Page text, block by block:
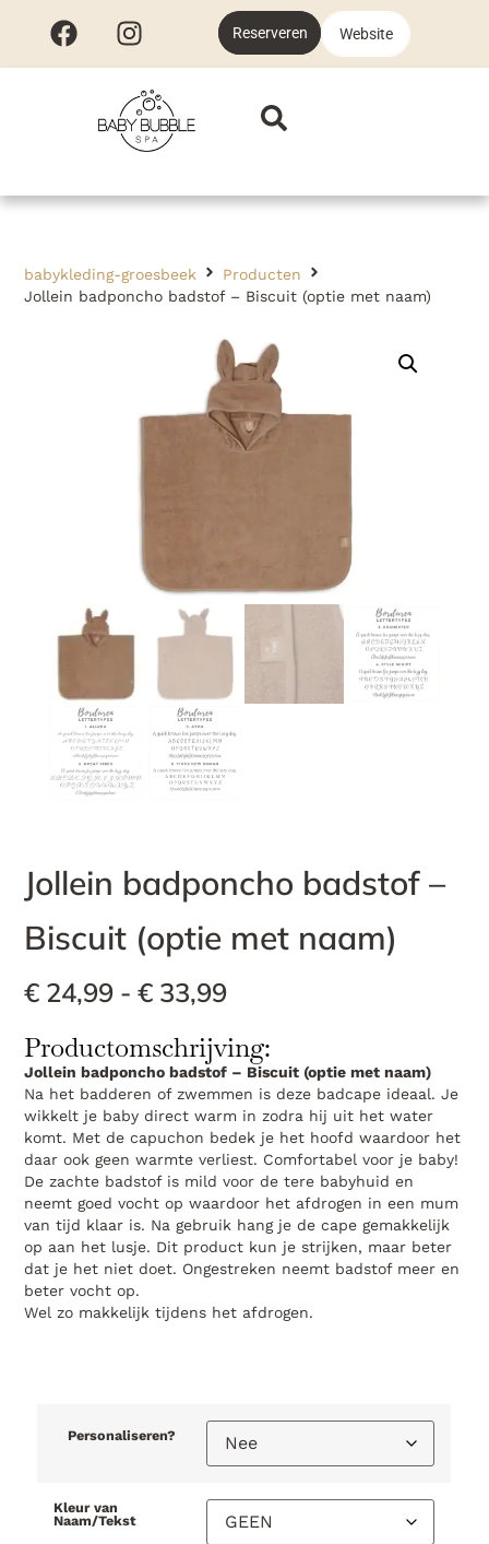
Reserveren Website
babykleding-groesbeek
Producten
Jollein badponcho badstof – Biscuit (optie met naam)
Jollein badponcho badstof –
Biscuit (optie met naam)
€ 24,99 - € 33,99
Productomschrijving:
Jollein badponcho badstof – Biscuit (optie met naam)
Na het badderen of zwemmen is deze badcape ideaal. Je
wikkelt je baby direct warm in zodra hij uit het water
komt. Met de capuchon bedek je het hoofd waardoor het
daar ook geen warmte verliest. Comfortabel voor je baby!
De zachte badstof is mild voor de tere babyhuid en
neemt goed vocht op waardoor het afdrogen in een mum
van tijd klaar is. Na gebruik hang je de cape gemakkelijk
op aan het lusje. Dit product kun je strijken, maar beter
dat je het niet doet. Ongestreken neemt badstof meer en
beter vocht op.
Wel zo makkelijk tijdens het afdrogen.
Personaliseren?
Kleur van
Naam/Tekst